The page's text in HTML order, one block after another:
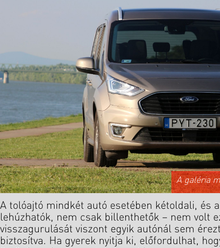
A galéria
A tolóajtó mindkét autó esetében kétoldali, és
lehúzhatók, nem csak billenthetők – nem volt
visszagurulását viszont egyik autónál sem
biztosítva. Ha gyerek nyitja ki, előfordulhat,